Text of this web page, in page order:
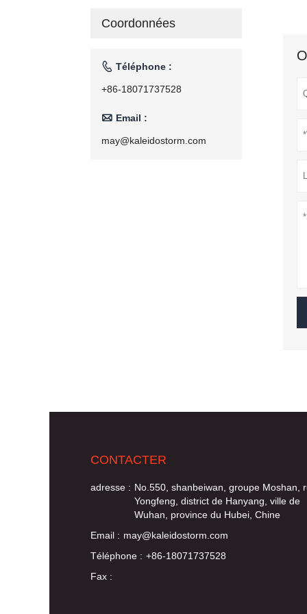
café ménage
Coordonnées
 Téléphone :
+86-18071737528
 Email :
may@kaleidostorm.com
CONTACTER
adresse : No.550, shanbeiwan, groupe Moshan,
Yongfeng, district de Hanyang, ville de
Wuhan, province du Hubei, Chine
Email : may@kaleidostorm.com
Téléphone : +86-18071737528
Fax :